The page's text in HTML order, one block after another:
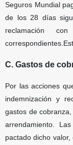
Seguros Mundial
de los 28 días
reclamación
C. Gastos de
Por las acciones
indemnización y
gastos de
arrendamiento.
pactado dicho